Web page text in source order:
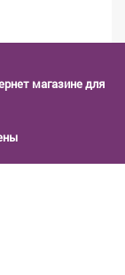
магазине для